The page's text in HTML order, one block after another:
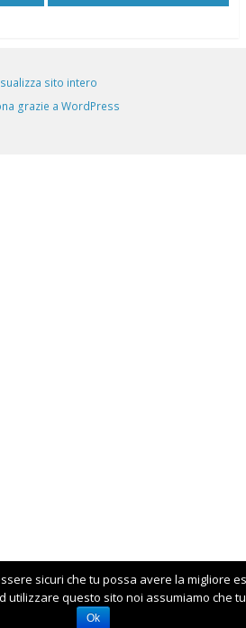
sito intero
grazie a WordPress
sicuri che tu possa avere la migliore
utilizzare questo sito noi assumiamo che
Ok